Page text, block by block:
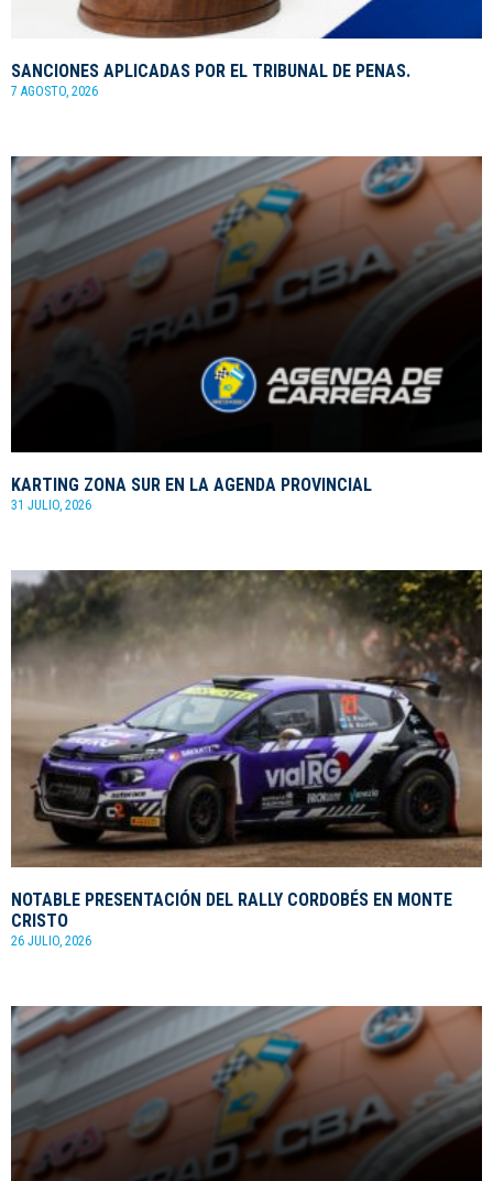
SANCIONES APLICADAS POR EL TRIBUNAL DE PENAS.
7 AGOSTO, 2026
KARTING ZONA SUR EN LA AGENDA PROVINCIAL
31 JULIO, 2026
NOTABLE PRESENTACIÓN DEL RALLY CORDOBÉS EN MONTE
CRISTO
26 JULIO, 2026